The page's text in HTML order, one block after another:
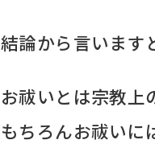
結論から言います
お祓いとは宗教上
もちろんお祓いに